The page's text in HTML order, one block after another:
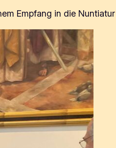
Empfang in die Nuntiatur